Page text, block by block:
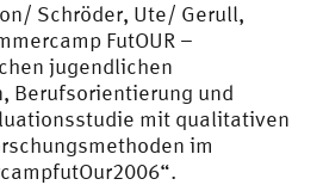
Schröder, Ute/ Gerull,
FutOUR –
jugendlichen
Berufsorientierung und
mit qualitativen
im